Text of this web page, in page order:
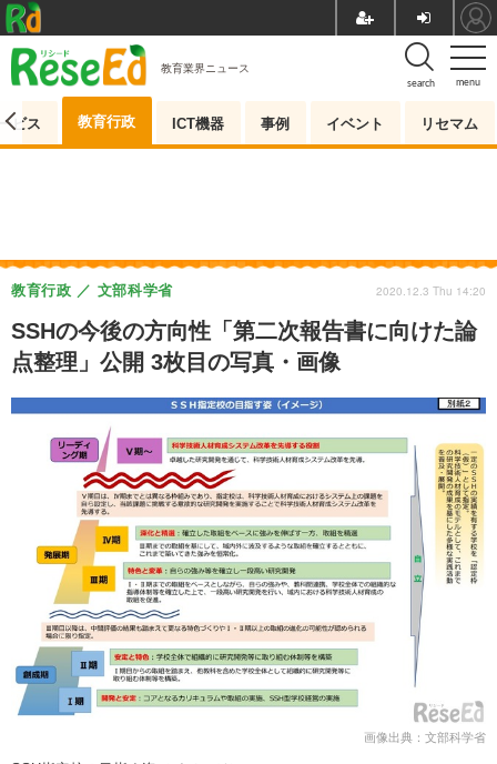
menu
search
教育業界ニュース
ビス 教育行政 ICT機器 事例 イベント リセマム
SSHの今後の方向性「第二次報告書に向けた論
点整理」公開 3枚目の写真・画像
教育行政 文部科学省 2020.12.3 Thu 14:20
画像出典：文部科学省